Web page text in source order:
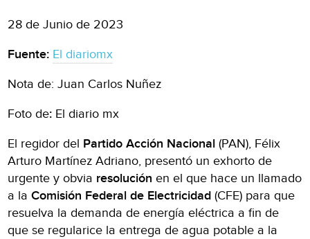
28 de Junio de 2023
Fuente: El diariomx
Nota de: Juan Carlos Nuñez
Foto de: El diario mx
El regidor del Partido Acción Nacional (PAN), Félix
Arturo Martínez Adriano, presentó un exhorto de
urgente y obvia resolución en el que hace un llamado
a laComisión Federal de Electricidad (CFE) para que
resuelva la demanda de energía eléctrica a fin de
que se regularice la entrega de agua potable a la